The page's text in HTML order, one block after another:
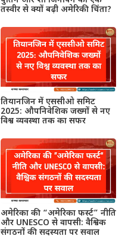
तस्वीर से क्यों बढ़ी अमेरिकी चिंता?
तियानजिन में एससीओ समिट
2025: औपनिवेशिक जख्मों से नए
विश्व व्यवस्था तक का सफर
अमेरिका की “अमेरिका फर्स्ट” नीति
और UNESCO से वापसी: वैश्विक
संगठनों की सदस्यता पर सवाल